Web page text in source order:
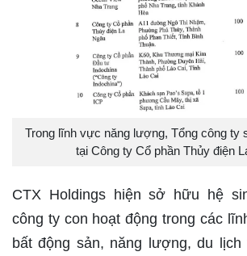
Trong lĩnh vực năng lượng, Tổng công ty
tại Công ty Cổ phần Thủy điện
CTX Holdings hiện sở hữu hệ
công ty con hoạt động trong các
bất động sản, năng lượng, du